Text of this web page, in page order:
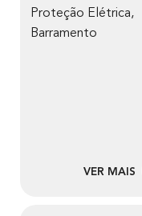
Proteção Elétrica,
Barramento
VER MAIS